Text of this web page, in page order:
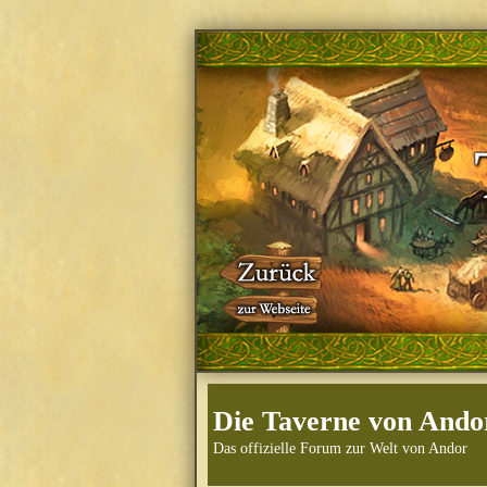
Die Taverne von
Das offizielle Forum zur Welt von Andor